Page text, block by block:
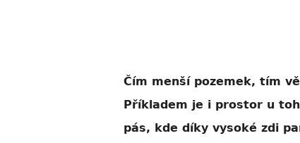
Čím menší pozemek, tím
Příkladem je i prostor u
pás, kde díky vysoké zdi